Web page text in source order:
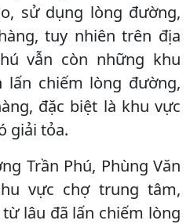
sử dụng lòng đường,
tuy nhiên trên địa
vẫn còn những khu
chiếm lòng đường,
đặc biệt là khu vực
giải tỏa.
Trần Phú, Phùng Văn
vực chợ trung tâm,
lâu đã lấn chiếm lòng